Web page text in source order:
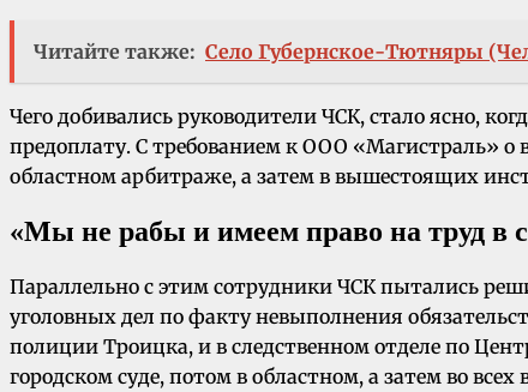
Читайте также: Село Губернское-Тютняры
Чего добивались руководители ЧСК, стало ясно,
предоплату. С требованием к ООО «Магистраль» о
областном арбитраже, а затем в вышестоящих
«Мы не рабы и имеем право на труд в
Параллельно с этим сотрудники ЧСК пытались
уголовных дел по факту невыполнения
полиции Троицка, и в следственном отделе по
городском суде, потом в областном, а затем во